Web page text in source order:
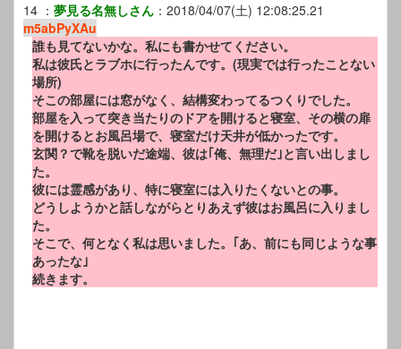
14 ： 夢見る名無しさん ： 2018/04/07(土) 12:08:25.21
m5abPyXAu
誰も見てないかな。私にも書かせてください。
私は彼氏とラブホに行ったんです。(現実では行ったことない
場所)
そこの部屋には窓がなく、結構変わってるつくりでした。
部屋を入って突き当たりのドアを開けると寝室、その横の扉
を開けるとお風呂場で、寝室だけ天井が低かったです。
玄関？で靴を脱いだ途端、彼は｢俺、無理だ｣と言い出しまし
た。
彼には霊感があり、特に寝室には入りたくないとの事。
どうしようかと話しながらとりあえず彼はお風呂に入りまし
た。
そこで、何となく私は思いました。｢あ、前にも同じような事
あったな｣
続きます。